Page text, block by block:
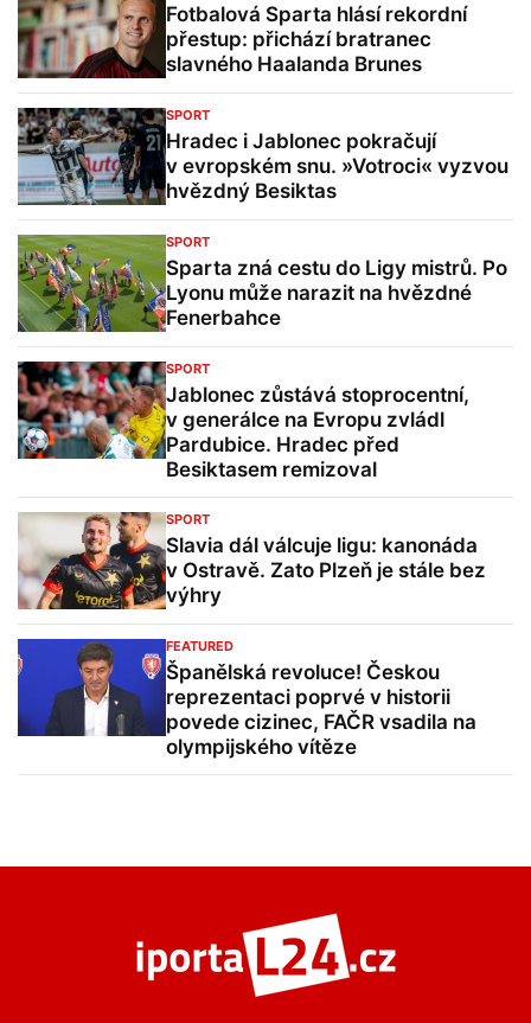
Fotbalová Sparta hlásí rekordní
přestup: přichází bratranec
slavného Haalanda Brunes
SPORT
Hradec i Jablonec pokračují
v evropském snu. »Votroci« vyzvou
hvězdný Besiktas
SPORT
Sparta zná cestu do Ligy mistrů. Po
Lyonu může narazit na hvězdné
Fenerbahce
SPORT
Jablonec zůstává stoprocentní,
v generálce na Evropu zvládl
Pardubice. Hradec před
Besiktasem remizoval
SPORT
Slavia dál válcuje ligu: kanonáda
v Ostravě. Zato Plzeň je stále bez
výhry
FEATURED
Španělská revoluce! Českou
reprezentaci poprvé v historii
povede cizinec, FAČR vsadila na
olympijského vítěze